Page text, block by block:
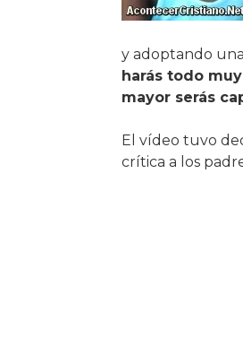
y adoptando
harás todo
mayor serás
El vídeo tuvo
crítica a los